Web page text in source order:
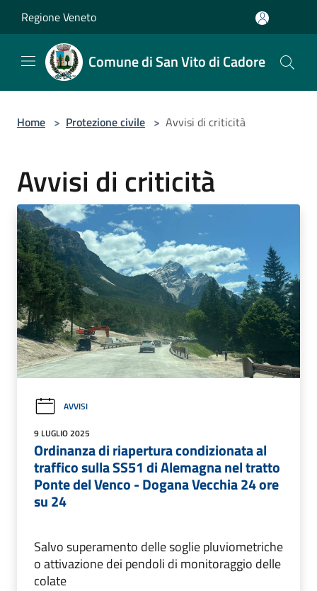
Regione Veneto
Comune di San Vito di Cadore
Home > Protezione civile > Avvisi di criticità
Avvisi di criticità
AVVISI
9 LUGLIO 2025
Ordinanza di riapertura condizionata al
traffico sulla SS51 di Alemagna nel tratto
Ponte del Venco - Dogana Vecchia 24 ore
su 24
Salvo superamento delle soglie pluviometriche
o attivazione dei pendoli di monitoraggio delle
colate